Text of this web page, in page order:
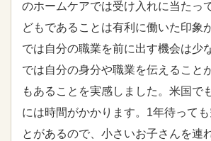
のホームケアでは受け入れに当たっ
どもであることは有利に働いた印象
では自分の職業を前に出す機会は少
では自分の身分や職業を伝えること
もあることを実感しました。米国で
には時間がかかります。1年待って
とがあるので、小さいお子さんを連